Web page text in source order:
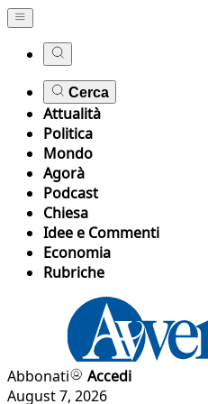
Cerca
Attualità
Politica
Mondo
Agorà
Podcast
Chiesa
Idee e Commenti
Economia
Rubriche
Abbonati
Accedi
August 7, 2026